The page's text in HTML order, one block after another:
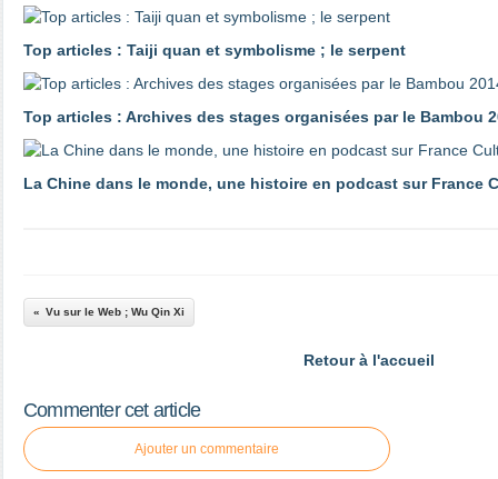
Top articles : Taiji quan et symbolisme ; le serpent
Top articles : Archives des stages organisées par le Bambou
La Chine dans le monde, une histoire en podcast sur France
Vu sur le Web ; Wu Qin Xi
Retour à l'accueil
Commenter cet article
Ajouter un commentaire